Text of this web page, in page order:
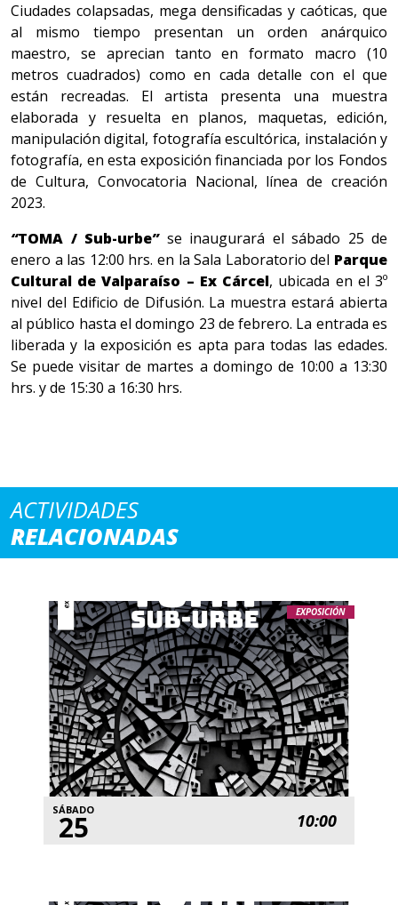
Ciudades colapsadas, mega densificadas y caóticas, que
al mismo tiempo presentan un orden anárquico
maestro, se aprecian tanto en formato macro (10
metros cuadrados) como en cada detalle con el que
están recreadas. El artista presenta una muestra
elaborada y resuelta en planos, maquetas, edición,
manipulación digital, fotografía escultórica, instalación y
fotografía, en esta exposición financiada por los Fondos
de Cultura, Convocatoria Nacional, línea de creación
2023.
“TOMA / Sub-urbe” se inaugurará el sábado 25 de
enero a las 12:00 hrs. en la Sala Laboratorio del Parque
Cultural de Valparaíso – Ex Cárcel, ubicada en el 3º
nivel del Edificio de Difusión. La muestra estará abierta
al público hasta el domingo 23 de febrero. La entrada es
liberada y la exposición es apta para todas las edades.
Se puede visitar de martes a domingo de 10:00 a 13:30
hrs. y de 15:30 a 16:30 hrs.
ACTIVIDADES
RELACIONADAS
EXPOSICIÓN
SÁBADO
25 10:00